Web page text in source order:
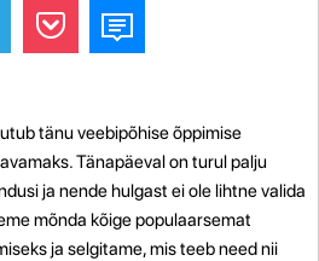
tänu veebipõhise õppimise
Tänapäeval on turul palju
ja nende hulgast ei ole lihtne valida
mõnda kõige populaarsemat
ja selgitame, mis teeb need nii